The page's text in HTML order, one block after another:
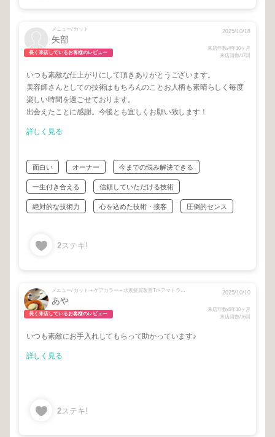
メニュー/ カット
矢部
長く来店しているお客様のレビュー
2025/10/18
来店年数/4年10ヶ月
来店回数/17回
いつも素敵な仕上がりにして頂きありがとうございます。
美容師さんとしての技術はもちろんのことお人柄も素晴らしく毎度
楽しい時間を過ごせております。
出会えたことに感謝。今後とも宜しくお願い致します！
詳しく見る
面白い オーナー 今までの悩み解決できる
一生付き合える 信頼していただける技術
絶対的な技術力 心を込めた技術・接客 圧倒的センス
2ステキ!
メニュー/ カット + ケアカラー＋水素髪質改善Tr×アマトラリンゴ幹細胞17stepTr + 水素髪質改善Tr×アマトラリンゴ幹細胞17stepTr + カット+ケアカラー＋水素＋17stepリンゴ幹細胞Tr
あや
長く来店しているお客様のレビュー
2025/10/10
来店年数/6年10ヶ月
来店回数/16回
いつも素敵にお手入れしてもらって助かっています♪
詳しく見る
2ステキ!